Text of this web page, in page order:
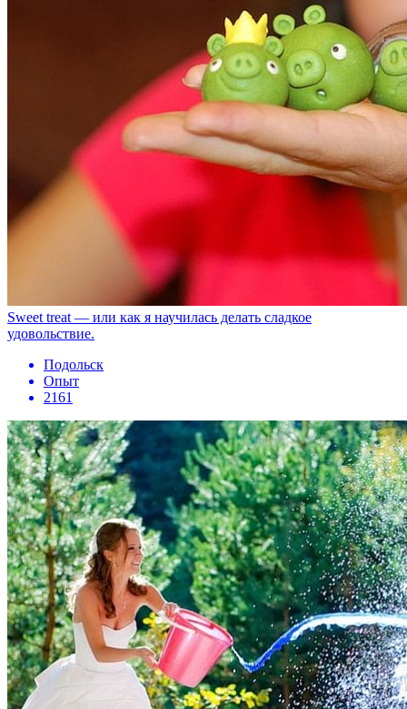
Sweet treat — или как я научилась делать сладкое
удовольствие.
Подольск
Опыт
2161